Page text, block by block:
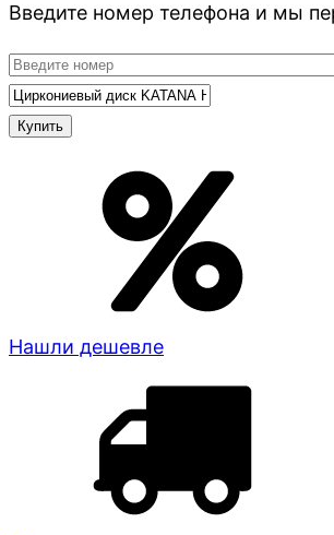
Введите номер телефона и мы
Нашли дешевле